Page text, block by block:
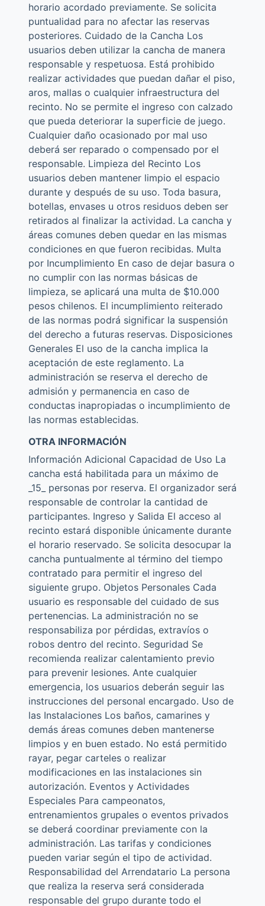
horario acordado previamente. Se solicita
puntualidad para no afectar las reservas
posteriores. Cuidado de la Cancha Los
usuarios deben utilizar la cancha de manera
responsable y respetuosa. Está prohibido
realizar actividades que puedan dañar el piso,
aros, mallas o cualquier infraestructura del
recinto. No se permite el ingreso con calzado
que pueda deteriorar la superficie de juego.
Cualquier daño ocasionado por mal uso
deberá ser reparado o compensado por el
responsable. Limpieza del Recinto Los
usuarios deben mantener limpio el espacio
durante y después de su uso. Toda basura,
botellas, envases u otros residuos deben ser
retirados al finalizar la actividad. La cancha y
áreas comunes deben quedar en las mismas
condiciones en que fueron recibidas. Multa
por Incumplimiento En caso de dejar basura o
no cumplir con las normas básicas de
limpieza, se aplicará una multa de $10.000
pesos chilenos. El incumplimiento reiterado
de las normas podrá significar la suspensión
del derecho a futuras reservas. Disposiciones
Generales El uso de la cancha implica la
aceptación de este reglamento. La
administración se reserva el derecho de
admisión y permanencia en caso de
conductas inapropiadas o incumplimiento de
las normas establecidas.
OTRA INFORMACIÓN
Información Adicional Capacidad de Uso La
cancha está habilitada para un máximo de
_15_ personas por reserva. El organizador será
responsable de controlar la cantidad de
participantes. Ingreso y Salida El acceso al
recinto estará disponible únicamente durante
el horario reservado. Se solicita desocupar la
cancha puntualmente al término del tiempo
contratado para permitir el ingreso del
siguiente grupo. Objetos Personales Cada
usuario es responsable del cuidado de sus
pertenencias. La administración no se
responsabiliza por pérdidas, extravíos o
robos dentro del recinto. Seguridad Se
recomienda realizar calentamiento previo
para prevenir lesiones. Ante cualquier
emergencia, los usuarios deberán seguir las
instrucciones del personal encargado. Uso de
las Instalaciones Los baños, camarines y
demás áreas comunes deben mantenerse
limpios y en buen estado. No está permitido
rayar, pegar carteles o realizar
modificaciones en las instalaciones sin
autorización. Eventos y Actividades
Especiales Para campeonatos,
entrenamientos grupales o eventos privados
se deberá coordinar previamente con la
administración. Las tarifas y condiciones
pueden variar según el tipo de actividad.
Responsabilidad del Arrendatario La persona
que realiza la reserva será considerada
responsable del grupo durante todo el